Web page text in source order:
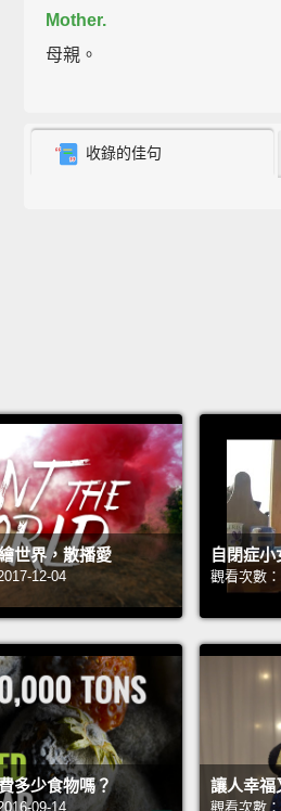
Mother.
母親。
care of me.
媽咪。有時當我生病，她會好
Inspired?
給人啟發？
Working hard?
努力工作？
Caring.
慈愛。
Nice. Um, because moms
they do a lot for you.
很好。呃，因為媽媽總是照顧
事。
收錄的佳句
世界，散播愛
12-04
自閉症
觀看次數
多少食物嗎？
09-14
讓人幸福
觀看次數